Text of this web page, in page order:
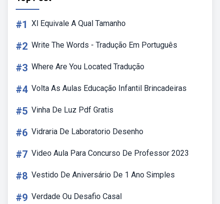
#1 Xl Equivale A Qual Tamanho
#2 Write The Words - Tradução Em Português
#3 Where Are You Located Tradução
#4 Volta As Aulas Educação Infantil Brincadeiras
#5 Vinha De Luz Pdf Gratis
#6 Vidraria De Laboratorio Desenho
#7 Video Aula Para Concurso De Professor 2023
#8 Vestido De Aniversário De 1 Ano Simples
#9 Verdade Ou Desafio Casal